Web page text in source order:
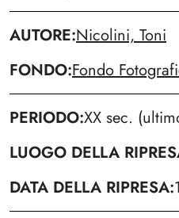
AUTORE Nicolini, Toni
FONDO Fondo
PERIODO XX sec.
LUOGO DELLA
DATA DELLA RIPRESA